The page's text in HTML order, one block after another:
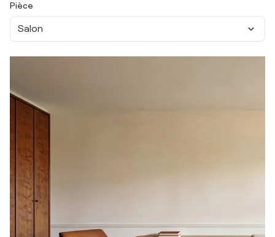
Pièce
Salon